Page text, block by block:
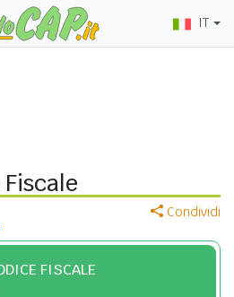
IT
Condividi
FISCALE